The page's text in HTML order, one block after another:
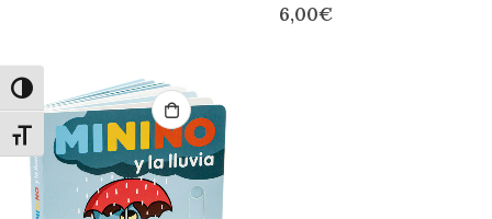
Alternar alto contraste
Alternar tamaño de letra
6,00€